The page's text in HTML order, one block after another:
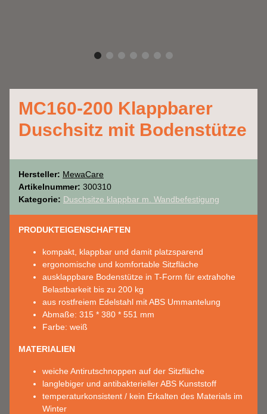
MC160-200 Klappbarer
Duschsitz mit Bodenstütze
Hersteller: MewaCare
Artikelnummer: 300310
Kategorie: Duschsitze klappbar m. Wandbefestigung
PRODUKTEIGENSCHAFTEN
kompakt, klappbar und damit platzsparend
ergonomische und komfortable Sitzfläche
ausklappbare Bodenstütze in T-Form für extrahohe
Belastbarkeit bis zu 200 kg
aus rostfreiem Edelstahl mit ABS Ummantelung
Abmaße: 315 * 380 * 551 mm
Farbe: weiß
MATERIALIEN
weiche Antirutschnoppen auf der Sitzfläche
langlebiger und antibakterieller ABS Kunststoff
temperaturkonsistent / kein Erkalten des Materials im
Winter